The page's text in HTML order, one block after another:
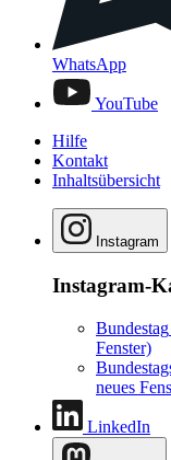
WhatsApp
YouTube
Hilfe
Kontakt
Inhaltsübersicht
Instagram
Instagram-
Bundestag
Fenster)
neues
LinkedIn